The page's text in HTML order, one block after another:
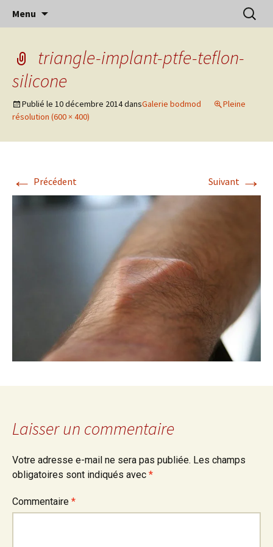
Menu
triangle-implant-ptfe-teflon-
silicone
Publié le 10 décembre 2014dansGalerie bodmod
Pleine
résolution (600 × 400)
← Précédent Suivant →
Laisser un commentaire
Votre adresse e-mail ne sera pas publiée. Les champs
obligatoires sont indiqués avec *
Commentaire *